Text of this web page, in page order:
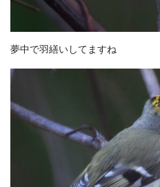
夢中で羽繕いしてますね